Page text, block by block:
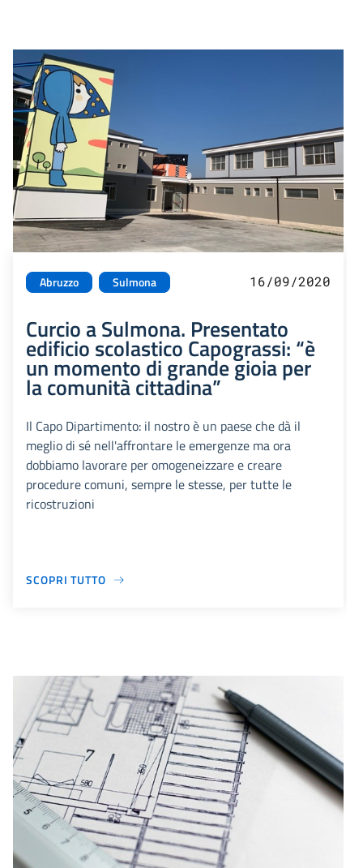
Abruzzo Sulmona 16/09/2020
Curcio a Sulmona. Presentato
edificio scolastico Capograssi: “è
un momento di grande gioia per
la comunità cittadina”
Il Capo Dipartimento: il nostro è un paese che dà il
meglio di sé nell'affrontare le emergenze ma ora
dobbiamo lavorare per omogeneizzare e creare
procedure comuni, sempre le stesse, per tutte le
ricostruzioni
SCOPRI TUTTO